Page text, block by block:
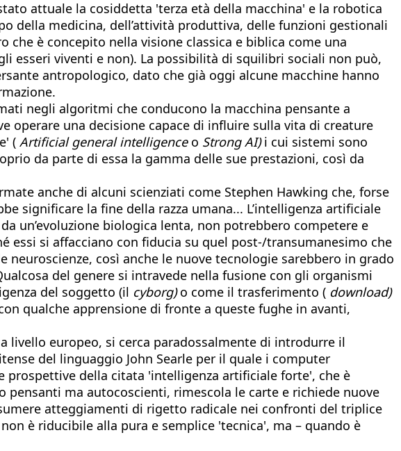
attuale la cosiddetta 'terza età della macchina' e la robotica
della medicina, dell’attività produttiva, delle funzioni gestionali
è concepito nella visione classica e biblica come una
esseri viventi e non). La possibilità di squilibri sociali non può,
antropologico, dato che già oggi alcune macchine hanno
negli algoritmi che conducono la macchina pensante a
operare una decisione capace di influire sulla vita di creature
( Artificial general intelligenceo Strong AI)i cui sistemi sono
da parte di essa la gamma delle sue prestazioni, così da
anche di alcuni scienziati come Stephen Hawking che, forse
significare la fine della razza umana... L’intelligenza artificiale
un’evoluzione biologica lenta, non potrebbero competere e
si affacciano con fiducia su quel post-/transumanesimo che
così anche le nuove tecnologie sarebbero in grado
del genere si intravede nella fusione con gli organismi
del soggetto (il cyborg)o come il trasferimento ( download)
qualche apprensione di fronte a queste fughe in avanti,
livello europeo, si cerca paradossalmente di introdurre il
del linguaggio John Searle per il quale i computer
prospettive della citata 'intelligenza artificiale forte', che è
pensanti ma autocoscienti, rimescola le carte e richiede nuove
atteggiamenti di rigetto radicale nei confronti del triplice
è riducibile alla pura e semplice 'tecnica', ma – quando è